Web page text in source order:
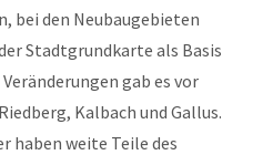
bei den Neubaugebieten
Stadtgrundkarte als Basis
gab es vor
Kalbach und Gallus.
haben weite Teile des